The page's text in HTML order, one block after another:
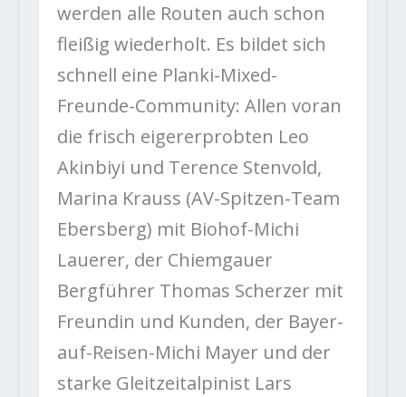
werden alle Routen auch schon
fleißig wiederholt. Es bildet sich
schnell eine Planki-Mixed-
Freunde-Community: Allen voran
die frisch eigererprobten Leo
Akinbiyi und Terence Stenvold,
Marina Krauss (AV-Spitzen-Team
Ebersberg) mit Biohof-Michi
Lauerer, der Chiemgauer
Bergführer Thomas Scherzer mit
Freundin und Kunden, der Bayer-
auf-Reisen-Michi Mayer und der
starke Gleitzeitalpinist Lars